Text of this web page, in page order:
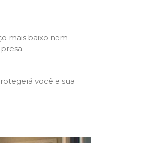
mais baixo nem
você e sua